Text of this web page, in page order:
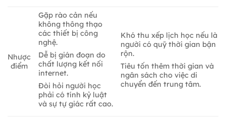
Nhược
điểm
Gặp rào cản nếu
không thông thạo
các thiết bị công
nghệ.
Dễ bị gián đoạn do
chất lượng kết nối
internet.
Đòi hỏi người học
phải có tính kỷ luật
và sự tự giác rất cao.
Khó thu xếp lịch học nếu là
người có quỹ thời gian bận
rộn.
Tiêu tốn thêm thời gian và
ngân sách cho việc di
chuyển đến trung tâm.